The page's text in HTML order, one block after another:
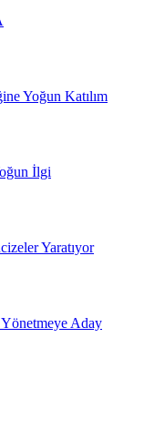
Yoğun Katılım
İlgi
Yaratıyor
Aday